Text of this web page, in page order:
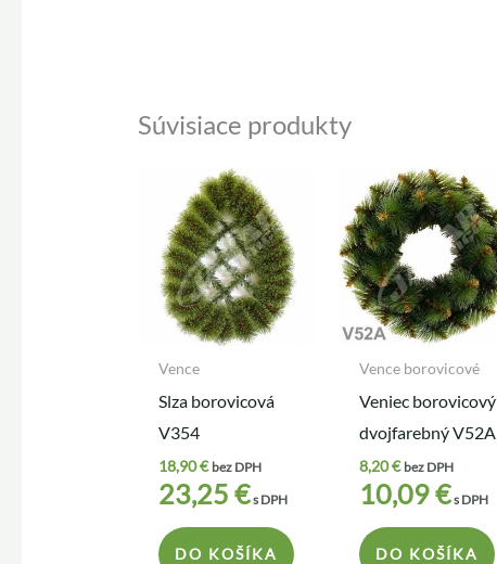
Súvisiace produkty
Vence
Slza borovicová
V354
18,90€ bez DPH
23,25 €s DPH
DO KOŠÍKA
Vence borovicové
Veniec borovicový
dvojfarebný V52A
8,20€ bez DPH
10,09€s DPH
DO KOŠÍKA